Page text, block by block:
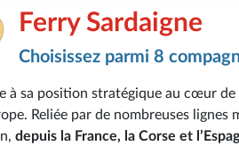
Ferry Sardaigne
Choisissez parmi 8
à sa position stratégique au cœur
Reliée par de nombreuses
depuis la France, la Corse et